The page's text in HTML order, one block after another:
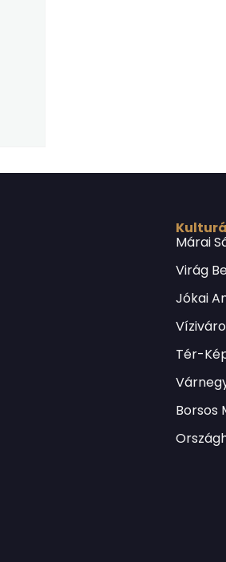
Márai
Virág
Jókai
Tér-
Borsos